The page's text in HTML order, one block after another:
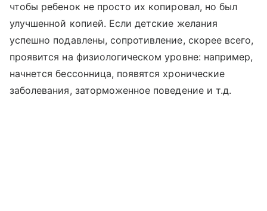
чтобы ребенок не просто их копировал, но был
улучшенной копией. Если детские желания
успешно подавлены, сопротивление, скорее всего,
проявится на физиологическом уровне: например,
начнется бессонница, появятся хронические
заболевания, заторможенное поведение и т.д.